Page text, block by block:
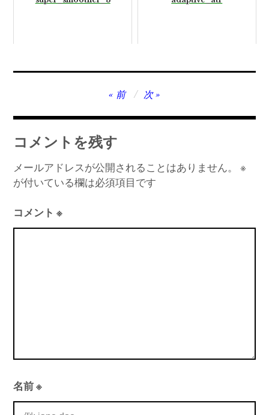
稿
ナ
ビ
ゲ
ー
シ
ョ
前 次
コメントを残す
メールアドレスが公開されることはありません。
※
が付いている欄は必須項目です
コメント※
名前※